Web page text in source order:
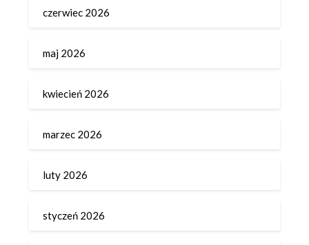
czerwiec 2026
maj 2026
kwiecień 2026
marzec 2026
luty 2026
styczeń 2026